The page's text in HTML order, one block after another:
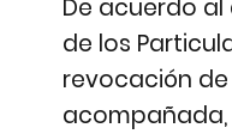
De acuerdo al
de los
revocación